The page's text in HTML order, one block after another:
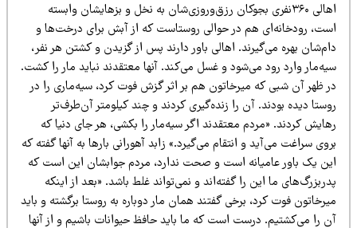
اهالی ۳۶۰نفری بجوکان رزق‌وروزی‌شان به نخل و بزهایشان وابسته
رودخانه‌ای هم در حوالی روستاست که از آبش برای درخت‌ها و
بهره‌ می‌گیرند. اهالی باور دارند پس از گزیدن و کشتن هر نفر،
وارد رود می‌شود و غسل می‌کند. آنها معتقدند نباید مار را کشت.
ظهر آن شبی که میرخاتون هم بر اثر گزش فوت کرد، سیه‌ماری را در
دیده بودند. آن را زنده‌گیری کردند و چند کیلومتر آن‌طرف‌تر
کردند. «مردم معتقدند اگر سیه‌مار را بکشی، هر جای دنیا که
سراغت می‌آید و انتقام می‌گیرد.» زابد آهورانی بارها به آنها گفته که
یک باور عامیانه است و صحت ندارد،‌ مردم جوابشان این است که
ما این را گفته‌اند و نمی‌تواند غلط باشد. «بعد از اینکه
فوت کرد، برخی گفتند همان مار دوباره به روستا برگشته و باید
را می‌کشتیم. درست است که ما باید حافظ حیوانات باشیم و از آنها